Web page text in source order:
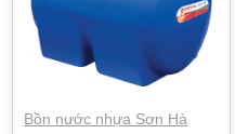
Bồn nước nhựa Sơn Hà